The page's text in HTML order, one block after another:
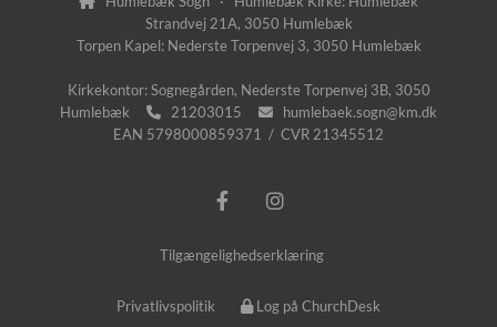
Strandvej 21A, 3050 Humlebæk
Torpen Kapel: Nederste Torpenvej 3, 3050 Humlebæk
Kirkekontor: Sognegården, Nederste Torpenvej 3B, 3050
Humlebæk
 21203015 
humlebaek.sogn@km.dk
EAN 5798000859371 / CVR 21345512
Tilgængelighedserklæring
Privatlivspolitik Log på ChurchDesk